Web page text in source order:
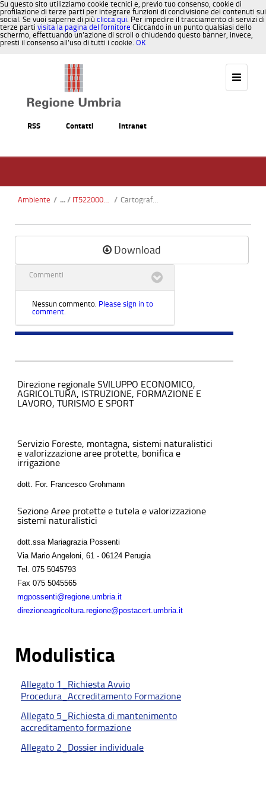
Su questo sito utilizziamo cookie tecnici e, previo tuo consenso, cookie di
profilazione di terze parti per integrare funzioni di condivisione dei contenuti sui
social. Se vuoi saperne di più clicca qui. Per impedire il tracciamento di servizi di
terze parti visita la pagina del fornitore Cliccando in un punto qualsiasi dello
schermo, effettuando un’azione di scroll o chiudendo questo banner, invece,
presti il consenso all’uso di tutti i cookie. OK
RSS Contatti Intranet
Ambiente / IT5220004 - Boschi di Prodo - Corbara / Cartografia_CTR2.pdf
Download
Commenti
Nessun commento. Please sign in to
comment.
Direzione regionale SVILUPPO ECONOMICO,
AGRICOLTURA, ISTRUZIONE, FORMAZIONE E
LAVORO, TURISMO E SPORT
Servizio Foreste, montagna, sistemi naturalistici
e valorizzazione aree protette, bonifica e
irrigazione
dott. For. Francesco Grohmann
Sezione Aree protette e tutela e valorizzazione
sistemi naturalistici
dott.ssa Mariagrazia Possenti
Via Mario Angeloni, 61 - 06124 Perugia
Tel. 075 5045793
Fax 075 5045565
mgpossenti@regione.umbria.it
direzioneagricoltura.regione@postacert.umbria.it
Modulistica
Allegato 1_Richiesta Avvio
Procedura_Accreditamento Formazione
Allegato 5_Richiesta di mantenimento
accreditamento formazione
Allegato 2_Dossier individuale